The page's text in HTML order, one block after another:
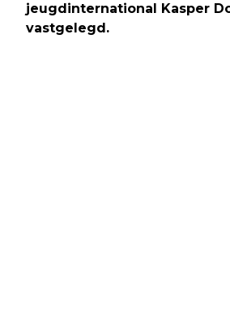
jeugdinternational Kasper
vastgelegd.